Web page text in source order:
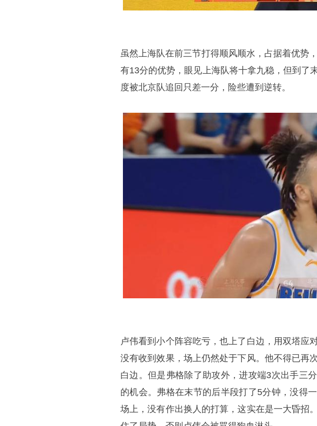
虽然上海队在前三节打得顺风顺水，占据着优势
有13分的优势，眼见上海队将十拿九稳，但到了
度被北京队追回只差一分，险些遭到逆转。
卢伟看到小个阵容吃亏，也上了白边，用双塔应
没有收到效果，场上仍然处于下风。他不得已再
白边。但是弗格除了助攻外，进攻端3次出手三
的机会。弗格在末节的后半段打了5分钟，没得
场上，没有作出换人的打算，这实在是一大昏招